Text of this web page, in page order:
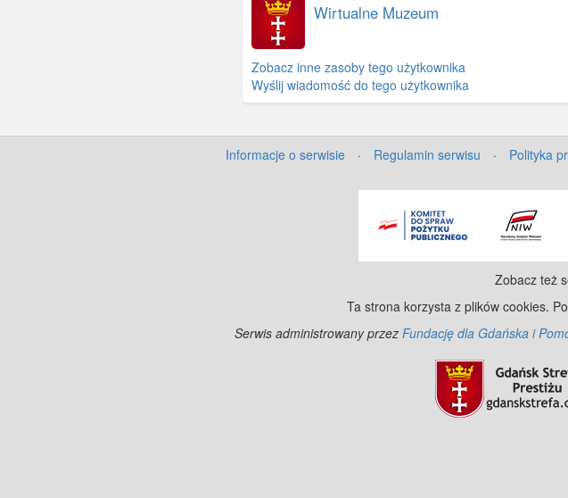
Wirtualne Muzeum
Zobacz inne zasoby tego użytkownika
Wyślij wiadomość do tego użytkownika
Informacje o serwisie · Regulamin serwisu · Polityka
Zobacz też
Ta strona korzysta z plików cookies.
Serwis administrowany przez Fundację dla Gdańska i